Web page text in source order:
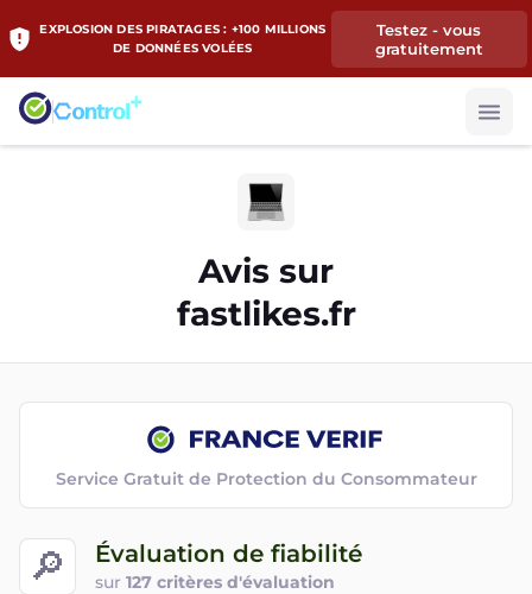
EXPLOSION DES PIRATAGES : +100 MILLIONS
DE DONNÉES VOLÉES
Testez - vous
gratuitement
Avis sur
fastlikes.fr
🔎 Évaluation de fiabilité
sur 127 critères d'évaluation
Service Gratuit de Protection du Consommateur